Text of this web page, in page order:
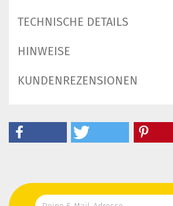
TECHNISCHE DETAILS
HINWEISE
KUNDENREZENSIONEN